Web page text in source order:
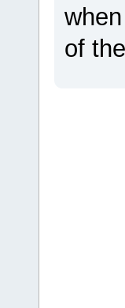
of